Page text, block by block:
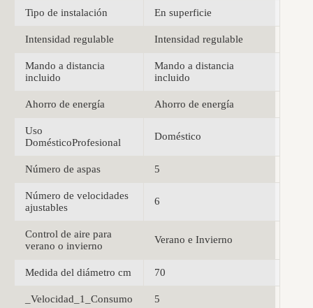
Tipo de instalación En superficie
Intensidad regulable Intensidad regulable
Mando a distancia
incluido
Mando a distancia
incluido
Ahorro de energía Ahorro de energía
Uso
DomésticoProfesional
Doméstico
Número de aspas 5
Número de velocidades
ajustables
6
Control de aire para
verano o invierno
Verano e Invierno
Medida del diámetro cm 70
_Velocidad_1_Consumo 5